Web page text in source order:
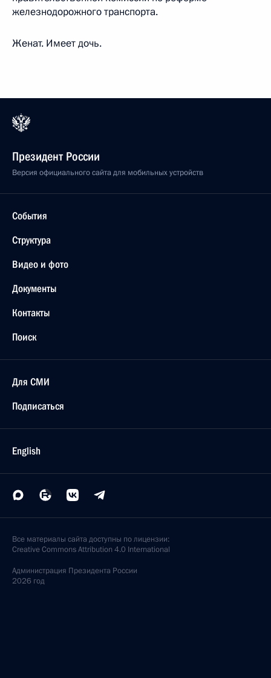
железнодорожного транспорта.
Женат. Имеет дочь.
Президент России
Версия официального сайта для мобильных устройств
События
Структура
Видео и фото
Документы
Контакты
Поиск
Для СМИ
Подписаться
English
Все материалы сайта доступны по лицензии:
Creative Commons Attribution 4.0 International
Администрация Президента России
2026 год